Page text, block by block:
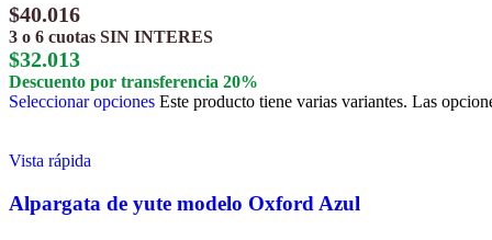
$40.016
3 o 6 cuotas SIN INTERES
$32.013
Descuento por transferencia 20%
Seleccionar opciones Este producto tiene varias variantes. Las
Vista rápida
Alpargata de yute modelo Oxford Azul